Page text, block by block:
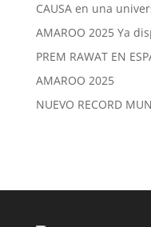
CAUSA en una
AMAROO 2025 Ya
PREM RAWAT EN
AMAROO 2025
NUEVO RECORD